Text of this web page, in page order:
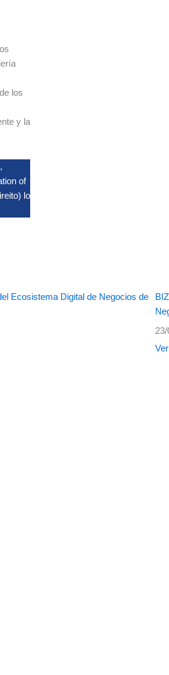
los
y la
of
lo
Ecosistema Digital de Negocios de